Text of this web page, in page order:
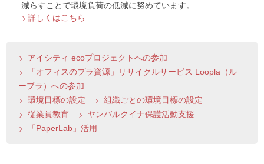
減らすことで環境負荷の低減に努めています。
詳しくはこちら
アイシティ ecoプロジェクトへの参加
「オフィスのプラ資源」リサイクルサービス Loopla（ル
ープラ）への参加
環境目標の設定
組織ごとの環境目標の設定
従業員教育
ヤンバルクイナ保護活動支援
「PaperLab」活用